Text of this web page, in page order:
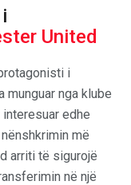
United
i
munguar nga klube
edhe
më
arriti të sigurojë
në një